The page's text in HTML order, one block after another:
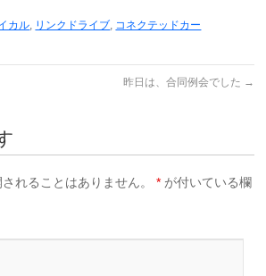
カル, リンクドライブ, コネクテッドカー
昨日は、合同例会でした →
れることはありません。 * が付いている欄